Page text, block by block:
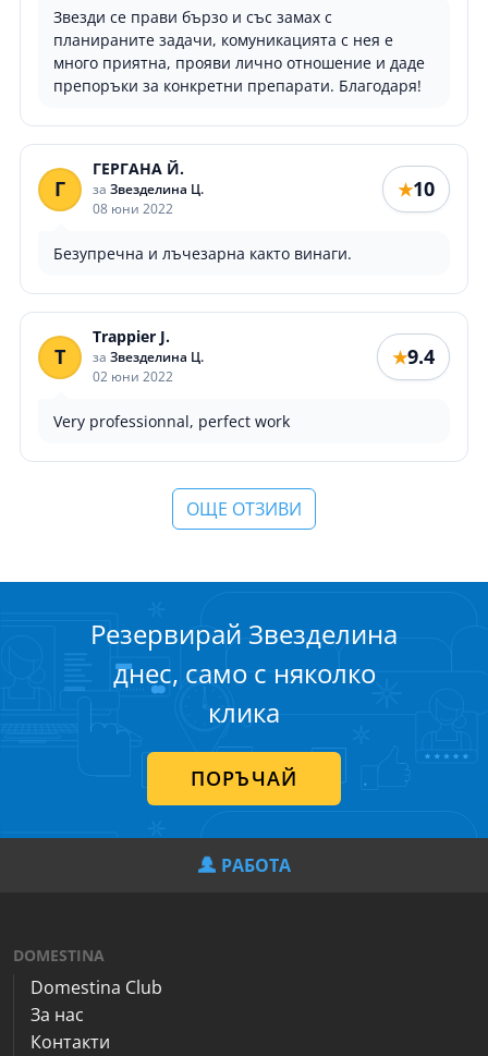
Звезди се прави бързо и със замах с
планираните задачи, комуникацията с нея е
много приятна, прояви лично отношение и даде
препоръки за конкретни препарати. Благодаря!
Г
ГЕРГАНА Й.
за Звезделина Ц.
08 юни 2022
★10
Безупречна и лъчезарна както винаги.
T
Trappier J.
за Звезделина Ц.
02 юни 2022
★9.4
Very professionnal, perfect work
ОЩЕ ОТЗИВИ
Резервирай Звезделина
днес, само с няколко
клика
ПОРЪЧАЙ
РАБОТА
DOMESTINA
Domestina Club
За нас
Контакти